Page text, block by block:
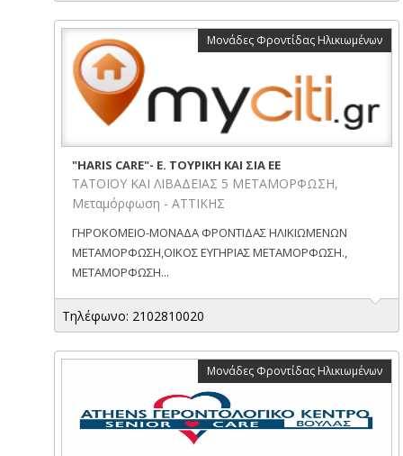
Μονάδες Φροντίδας Ηλικιωμένων
"HARIS CARE"- Ε. ΤΟΥΡΙΚΗ ΚΑΙ ΣΙΑ ΕΕ
TATOΪΟΥ ΚΑΙ ΛΙΒΑΔΕΙΑΣ 5 ΜΕΤΑΜΟΡΦΩΣΗ,
Μεταμόρφωση - ΑΤΤΙΚΗΣ
ΓΗΡΟΚΟΜΕΙΟ-ΜΟΝΑΔΑ ΦΡΟΝΤΙΔΑΣ ΗΛΙΚΙΩΜΕΝΩΝ
ΜΕΤΑΜΟΡΦΩΣΗ,ΟΙΚΟΣ ΕΥΓΗΡΙΑΣ ΜΕΤΑΜΟΡΦΩΣΗ.,
ΜΕΤΑΜΟΡΦΩΣΗ...
Τηλέφωνο: 2102810020
Μονάδες Φροντίδας Ηλικιωμένων